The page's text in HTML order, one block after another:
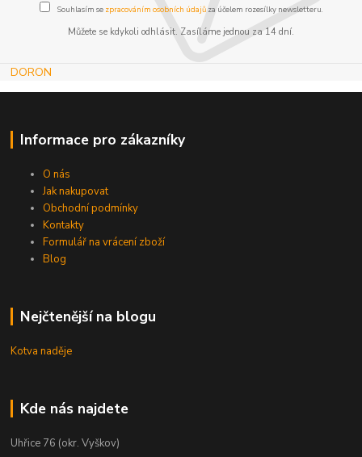
Souhlasím se zpracováním osobních údajůza účelem rozesílky newsletteru.
Můžete se kdykoli odhlásit. Zasíláme jednou za 14 dní.
DORON
Informace pro zákazníky
O nás
Jak nakupovat
Obchodní podmínky
Kontakty
Formulář na vrácení zboží
Blog
Nejčtenější na blogu
Kotva naděje
Kde nás najdete
Uhřice 76 (okr. Vyškov)